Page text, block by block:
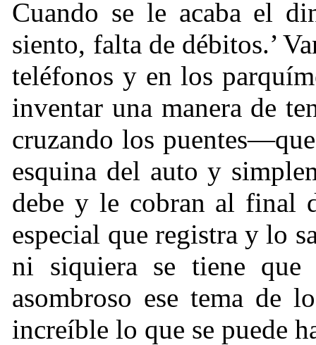
Cuando se le acaba el
siento, falta de débitos.’
teléfonos y en los
inventar una manera de
cruzando los
esquina del auto y
debe y le cobran al final
especial que registra y lo
ni siquiera se tiene que
asombroso ese tema de
increíble lo que se puede